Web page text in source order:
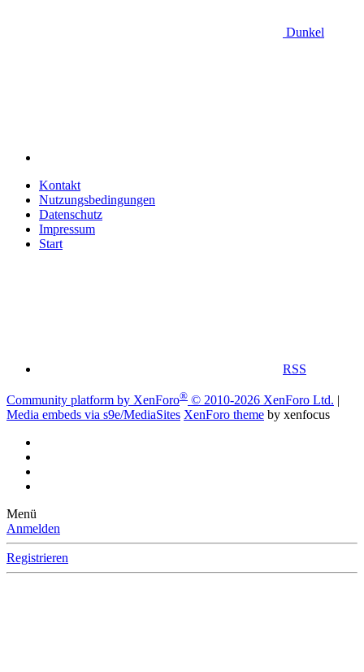
Dunkel
Kontakt
Nutzungsbedingungen
Datenschutz
Impressum
Start
RSS
Community platform by XenForo® © 2010-2026 XenForo Ltd. |
Media embeds via s9e/MediaSites XenForo theme by xenfocus
Menü
Anmelden
Registrieren